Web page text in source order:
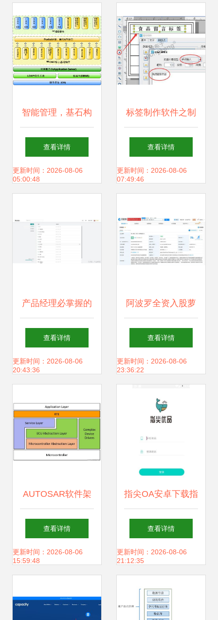
智能管理，基石构
建 建筑设备管理的
基础软件服务生态
查看详情
更新时间：2026-08-06
05:00:48
标签制作软件之制
作食品留样标签步
骤
查看详情
更新时间：2026-08-06
07:49:46
产品经理必掌握的
十大常用效率工具
与平台
查看详情
更新时间：2026-08-06
20:43:36
阿波罗全资入股萝
卜快跑武汉科技公
司，加码自动驾驶
查看详情
更新时间：2026-08-06
23:36:22
AUTOSAR软件架
构基础（一） 基础
软件服务详解
查看详情
更新时间：2026-08-06
15:59:48
指尖OA安卓下载指
南 提升办公效率的
首选软件
查看详情
更新时间：2026-08-06
21:12:35